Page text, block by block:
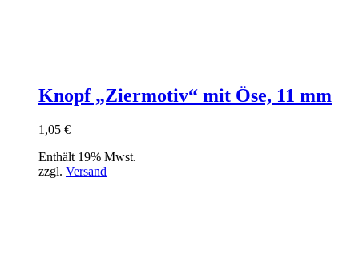
Knopf „Ziermotiv“ mit Öse, 11 mm
1,05 €
Enthält 19% Mwst.
zzgl. Versand